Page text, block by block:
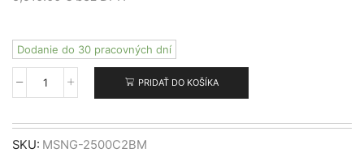
Dodanie do 30 pracovných dní
množstvo
Compact
Spectrum
PRIDAŤ DO KOŠÍKA
SKU: MSNG-2500C2BM